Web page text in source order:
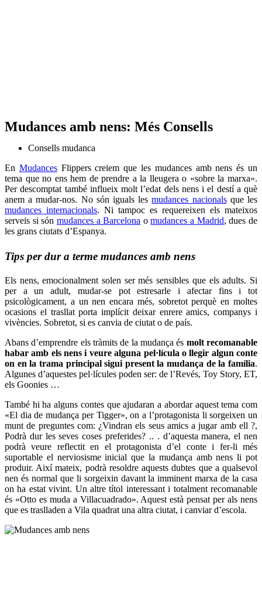
Mudances amb nens: Més Consells
Consells mudanca
En MudancesFlippers creiem que les mudances amb nens és un
tema que no ens hem de prendre a la lleugera o «sobre la marxa».
Per descomptat també influeix molt l’edat dels nens i el destí a què
anem a mudar-nos. No són iguals lesmudances nacionalsque les
mudances internacionals. Ni tampoc es requereixen els mateixos
serveis si són mudances a Barcelona omudances a Madrid, dues de
les grans ciutats d’Espanya.
Tips per dur a terme mudances amb nens
Els nens, emocionalment solen ser més sensibles que els adults. Si
per a un adult, mudar-se pot estresarle i afectar fins i tot
psicològicament, a un nen encara més, sobretot perquè en moltes
ocasions el trasllat porta implícit deixar enrere amics, companys i
vivències. Sobretot, si es canvia de ciutat o de país.
Abans d’emprendre els tràmits de la mudança és molt recomanable
habar amb els nens i veure alguna pel·lícula o llegir algun conte
on en la trama principal sigui present la mudança de la família.
Algunes d’aquestes pel·lícules poden ser: de l’Revés, Toy Story, ET,
els Goonies …
També hi ha alguns contes que ajudaran a abordar aquest tema com
«El dia de mudança per Tigger», on a l’protagonista li sorgeixen un
munt de preguntes com: ¿Vindran els seus amics a jugar amb ell ?,
Podrà dur les seves coses preferides? .. . d’aquesta manera, el nen
podrà veure reflectit en el protagonista d’el conte i fer-li més
suportable el nerviosisme inicial que la mudança amb nens li pot
produir. Així mateix, podrà resoldre aquests dubtes que a qualsevol
nen és normal que li sorgeixin davant la imminent marxa de la casa
on ha estat vivint. Un altre títol interessant i totalment recomanable
és «Otto es muda a Villacuadrado». Aquest està pensat per als nens
que es traslladen a Vila quadrat una altra ciutat, i canviar d’escola.